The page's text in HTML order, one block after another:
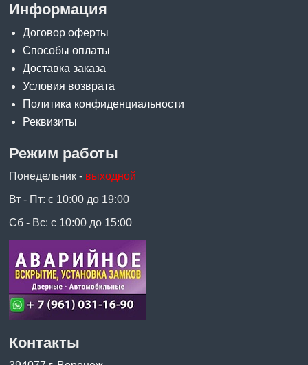
Информация
Договор оферты
Способы оплаты
Доставка заказа
Условия возврата
Политика конфиденциальности
Реквизиты
Режим работы
Понедельник - выходной
Вт - Пт: с 10:00 до 19:00
Сб - Вс: с 10:00 до 15:00
Контакты